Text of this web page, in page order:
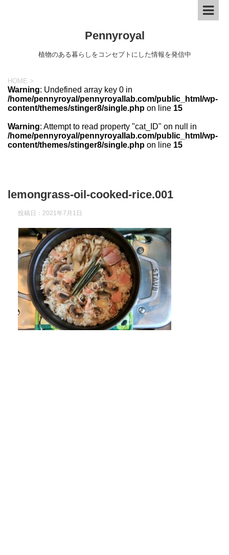
Pennyroyal
植物のある暮らしをコンセプトにした情報を発信中
HOME >
Warning: Undefined array key 0 in
/home/pennyroyal/pennyroyallab.com/public_html/wp-
content/themes/stinger8/single.php on line 15
Warning: Attempt to read property "cat_ID" on null in
/home/pennyroyal/pennyroyallab.com/public_html/wp-
content/themes/stinger8/single.php on line 15
lemongrass-oil-cooked-rice.001
投稿日： 2021年7月1日